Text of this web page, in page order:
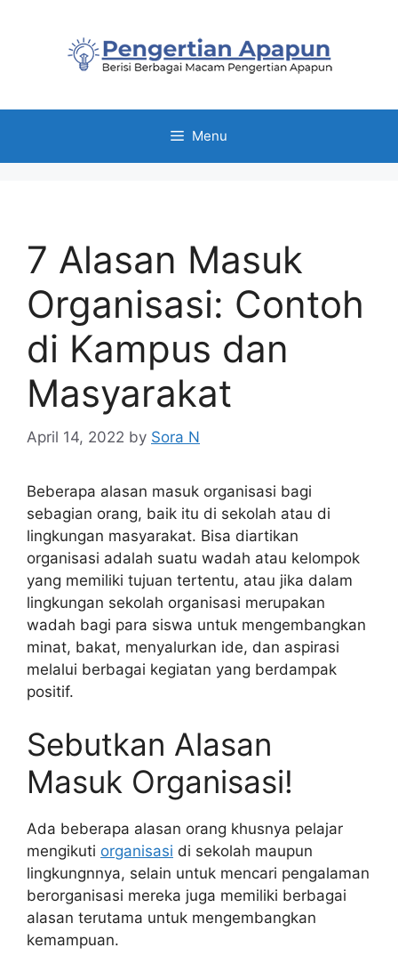
Menu
7 Alasan Masuk
Organisasi: Contoh
di Kampus dan
Masyarakat
April 14, 2022 by Sora N
Beberapa alasan masuk organisasi bagi
sebagian orang, baik itu di sekolah atau di
lingkungan masyarakat. Bisa diartikan
organisasi adalah suatu wadah atau kelompok
yang memiliki tujuan tertentu, atau jika dalam
lingkungan sekolah organisasi merupakan
wadah bagi para siswa untuk mengembangkan
minat, bakat, menyalurkan ide, dan aspirasi
melalui berbagai kegiatan yang berdampak
positif.
Sebutkan Alasan
Masuk Organisasi!
Ada beberapa alasan orang khusnya pelajar
mengikuti organisasi di sekolah maupun
lingkungnnya, selain untuk mencari pengalaman
berorganisasi mereka juga memiliki berbagai
alasan terutama untuk mengembangkan
kemampuan.